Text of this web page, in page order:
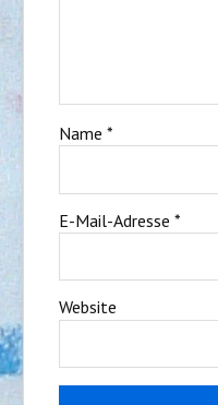
Name *
E-Mail-Adresse *
Website